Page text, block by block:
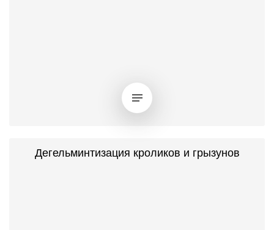
Дегельминтизация кроликов и грызунов